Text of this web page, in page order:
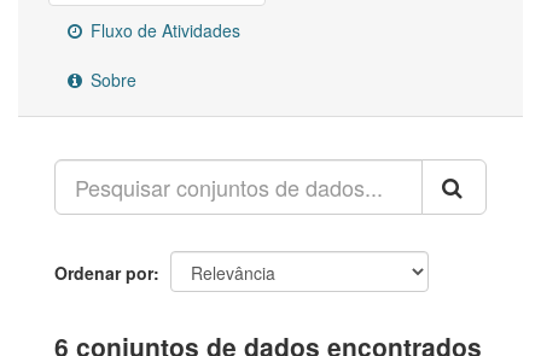
Fluxo de Atividades
Sobre
Ordenar por
6 conjuntos de dados encontrados